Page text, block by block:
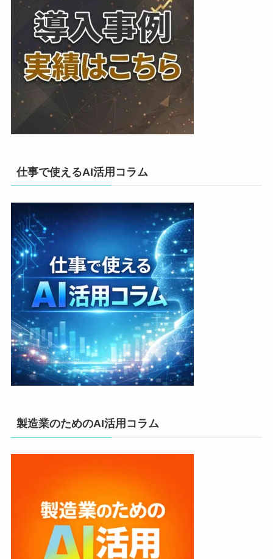
仕事で使えるAI活用コラム
製造業のためのAI活用コラム